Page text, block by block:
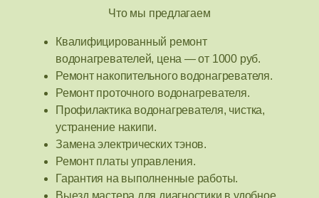
Что мы предлагаем
Квалифицированный ремонт
водонагревателей, цена — от 1000 руб.
Ремонт накопительного водонагревателя.
Ремонт проточного водонагревателя.
Профилактика водонагревателя, чистка,
устранение накипи.
Замена электрических тэнов.
Ремонт платы управления.
Гарантия на выполненные работы.
Выезд мастера для диагностики в удобное